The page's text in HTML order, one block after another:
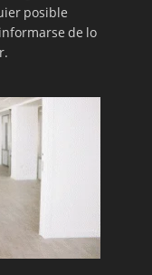
posible
de lo